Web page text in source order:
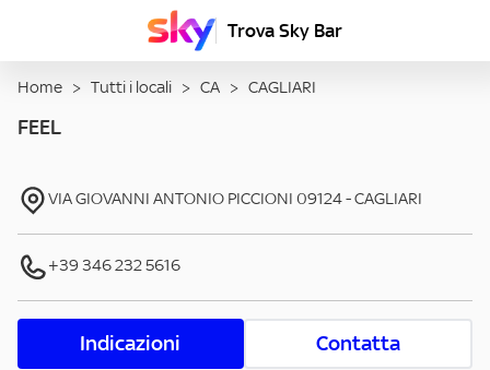
Trova Sky Bar
Home > Tutti i locali > CA > CAGLIARI
FEEL
VIA GIOVANNI ANTONIO PICCIONI 09124-CAGLIARI
+39 346 232 5616
Indicazioni Contatta